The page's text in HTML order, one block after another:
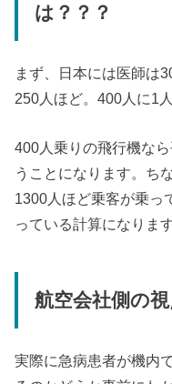
は？？？
まず、日本には医師は
250人ほど。400人に1
400人乗りの飛行機な
うことになります。ち
1300人ほど乗客が乗っ
っている計算になりま
航空会社側の
実際に急病患者が機内